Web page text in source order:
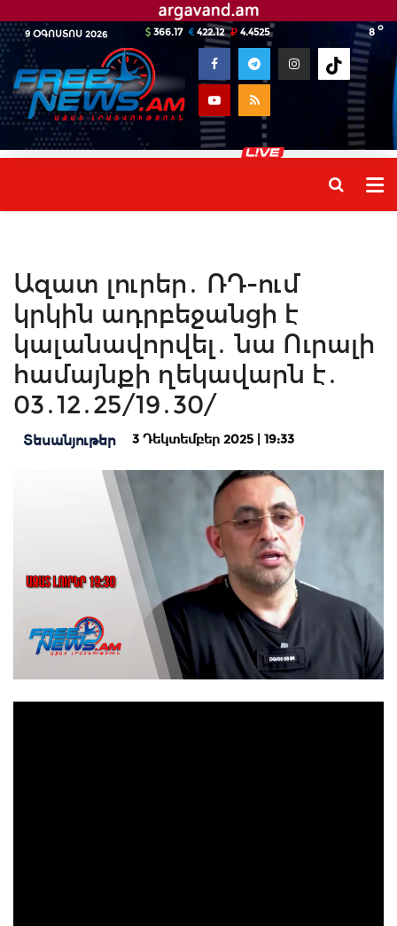
9 ՕԳՈՍՏՈՍ 2026 8 o
366.17 422.12 4.4525
Ազատ լուրեր․ ՌԴ-ում
կրկին ադրբեջանցի է
կալանավորվել․ նա Ուրալի
համայնքի ղեկավարն է․
03․12․25/19․30/
Տեսանյութեր 3 Դեկտեմբեր 2025 | 19:33